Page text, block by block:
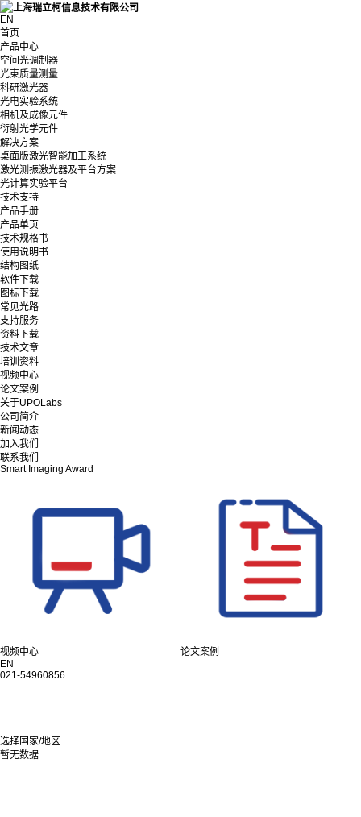
EN
首页
产品中心
空间光调制器
光束质量测量
科研激光器
光电实验系统
相机及成像元件
衍射光学元件
解决方案
桌面版激光智能加工系统
激光测振激光器及平台方案
光计算实验平台
技术支持
产品手册
产品单页
技术规格书
使用说明书
结构图纸
软件下载
图标下载
常见光路
支持服务
资料下载
技术文章
培训资料
视频中心
论文案例
关于UPOLabs
公司简介
新闻动态
加入我们
联系我们
Smart Imaging Award
视频中心
论文案例
EN
021-54960856
选择国家/地区
暂无数据